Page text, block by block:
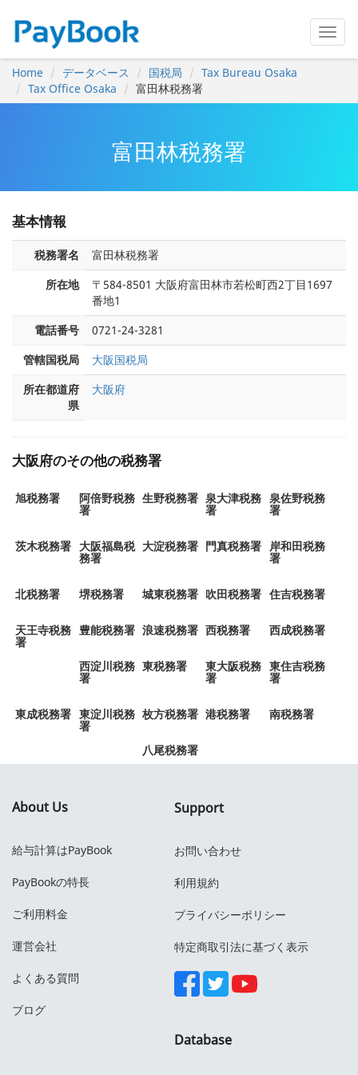
Home データベース 国税局
Tax Bureau Osaka
Tax Office Osaka
富田林税務署
富田林税務署
基本情報
税務署名
富田林税務署
所在地
〒584-8501 大阪府富田林市若松町西2丁目1697
番地1
電話番号
0721-24-3281
管轄国税局
大阪国税局
所在都道府
県
大阪府
大阪府のその他の税務署
旭税務署 阿倍野税務
署
生野税務署 泉大津税務
署
泉佐野税務
署
茨木税務署 大阪福島税
務署
大淀税務署 門真税務署 岸和田税務
署
北税務署 堺税務署 城東税務署 吹田税務署 住吉税務署
天王寺税務
署
豊能税務署 浪速税務署 西税務署 西成税務署
西淀川税務
署
東税務署 東大阪税務
署
東住吉税務
署
東成税務署 東淀川税務
署
枚方税務署 港税務署 南税務署
八尾税務署
About Us
給与計算はPayBook
PayBookの特長
ご利用料金
運営会社
よくある質問
ブログ
Support
お問い合わせ
利用規約
プライバシーポリシー
特定商取引法に基づく表示
Database